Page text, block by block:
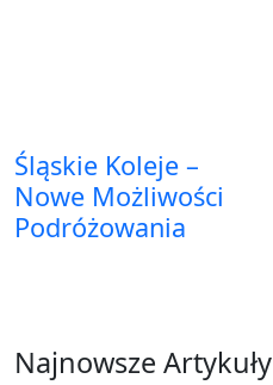
Śląskie Koleje –
Nowe Możliwości
Podróżowania
Najnowsze Artykuły